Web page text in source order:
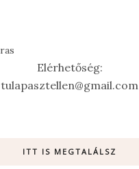
Elérhetőség:
tulapasztellen@gmail.com
ITT IS MEGTALÁLSZ